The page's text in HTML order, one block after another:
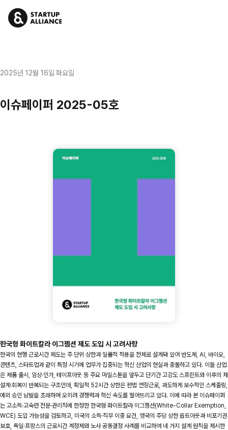
2025년 12월 16일 화요일
이슈페이퍼 2025-05호
한국형 화이트칼라 이그젬션 제도 도입 시 고려사항
한국의 현행 근로시간 제도는 주 단위 상한과 일률적 적용을 전제로 설계돼 있어 반도체, AI, 바이오,
콘텐츠, 스타트업과 같이 특정 시기에 업무가 집중되는 혁신 산업의 현실과 충돌하고 있다. 이들 산업
은 제품 출시, 임상·인가, 테이프아웃 등 주요 마일스톤을 앞두고 단기간 고강도 스프린트와 이후의 재
설계·회복이 반복되는 구조인데, 획일적 52시간 상한은 편법 연장근로, 과도하게 보수적인 스케줄링,
예외 승인 남발을 초래하며 오히려 경쟁력과 혁신 속도를 떨어뜨리고 있다. 이에 따라 본 이슈페이퍼
는 고소득·고숙련 전문·관리직에 한정한 한국형 화이트칼라 이그젬션(White-Collar Exemption,
WCE) 도입 가능성을 검토하고, 미국의 소득·직무 이중 요건, 영국의 주당 상한 옵트아웃과 비포기권
보호, 독일·프랑스의 근로시간 계정제와 노사 공동결정 사례를 비교하여 네 가지 설계 원칙을 제시한